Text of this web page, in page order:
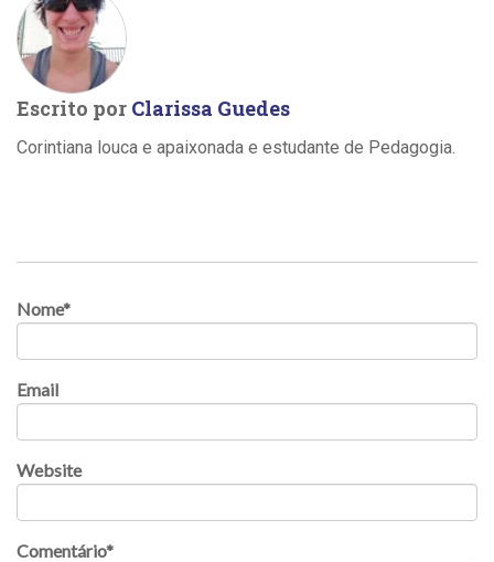
Escrito por Clarissa Guedes
Corintiana louca e apaixonada e estudante de Pedagogia.
Nome*
Email
Website
Comentário*